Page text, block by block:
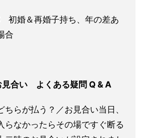
婚＆再婚子持ち、年の差あ
合
合い よくある疑問 Q & A
ちらが払う？／お見合い当日、
らなかったらその場ですぐ断る